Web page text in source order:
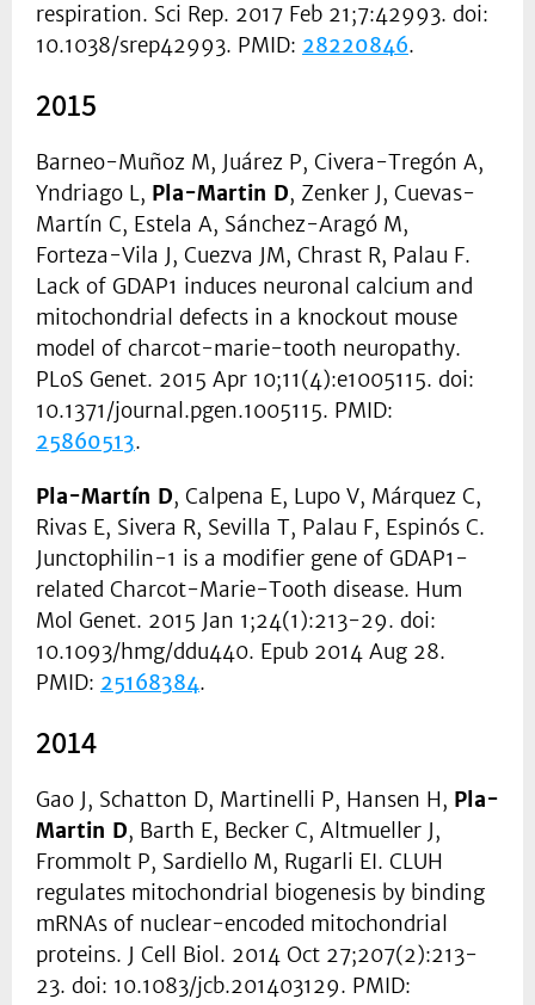
respiration. Sci Rep. 2017 Feb 21;7:42993. doi:
10.1038/srep42993. PMID: 28220846.
2015
Barneo-Muñoz M, Juárez P, Civera-Tregón A,
Yndriago L, Pla-Martin D, Zenker J, Cuevas-
Martín C, Estela A, Sánchez-Aragó M,
Forteza-Vila J, Cuezva JM, Chrast R, Palau F.
Lack of GDAP1 induces neuronal calcium and
mitochondrial defects in a knockout mouse
model of charcot-marie-tooth neuropathy.
PLoS Genet. 2015 Apr 10;11(4):e1005115. doi:
10.1371/journal.pgen.1005115. PMID:
25860513.
Pla-Martín D, Calpena E, Lupo V, Márquez C,
Rivas E, Sivera R, Sevilla T, Palau F, Espinós C.
Junctophilin-1 is a modifier gene of GDAP1-
related Charcot-Marie-Tooth disease. Hum
Mol Genet. 2015 Jan 1;24(1):213-29. doi:
10.1093/hmg/ddu440. Epub 2014 Aug 28.
PMID: 25168384.
2014
Gao J, Schatton D, Martinelli P, Hansen H, Pla-
Martin D, Barth E, Becker C, Altmueller J,
Frommolt P, Sardiello M, Rugarli EI. CLUH
regulates mitochondrial biogenesis by binding
mRNAs of nuclear-encoded mitochondrial
proteins. J Cell Biol. 2014 Oct 27;207(2):213-
23. doi: 10.1083/jcb.201403129. PMID: